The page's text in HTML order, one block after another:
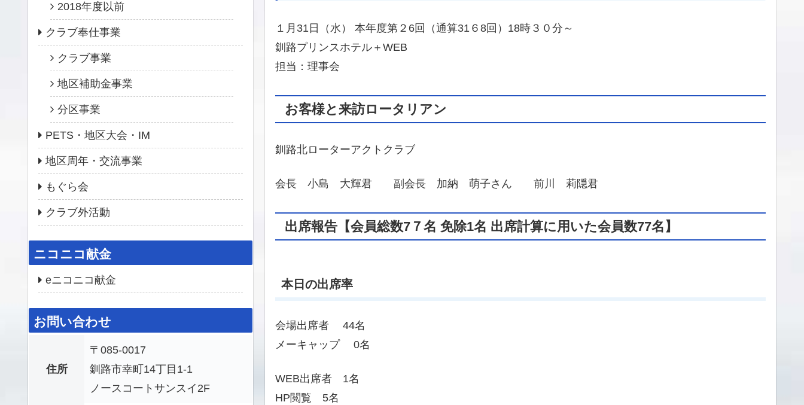
１月31日（水） 本年度第２6回（通算31６8回）18時３０分～
釧路プリンスホテル＋WEB
担当：理事会
お客様と来訪ロータリアン
釧路北ローターアクトクラブ
会長 小島 大輝君 副会長 加納 萌子さん 前川 莉隠君
出席報告【会員総数7７名 免除1名 出席計算に用いた会員数77名】
本日の出席率
会場出席者 44名
メーキャップ 0名
WEB出席者 1名
HP閲覧 5名
2018年度以前
クラブ奉仕事業
クラブ事業
地区補助金事業
分区事業
PETS・地区大会・IM
地区周年・交流事業
もぐら会
クラブ外活動
ニコニコ献金
eニコニコ献金
お問い合わせ
住所
〒085-0017
釧路市幸町14丁目1-1
ノースコートサンスイ2F